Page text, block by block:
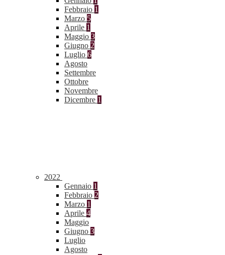
Febbraio 1
Marzo 5
Aprile 1
Maggio 3
Giugno 2
Luglio 6
Agosto
Settembre
Ottobre
Novembre
Dicembre 1
2022
Gennaio 1
Febbraio 2
Marzo 1
Aprile 4
Maggio
Giugno 3
Luglio
Agosto